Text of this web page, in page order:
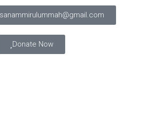
Donate Now